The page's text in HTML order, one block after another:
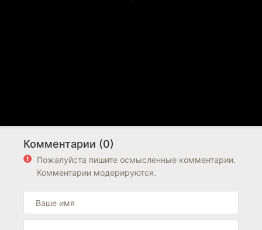
Комментарии (0)
Пожалуйста пишите осмысленные комментарии.
Комментарии модерируются.